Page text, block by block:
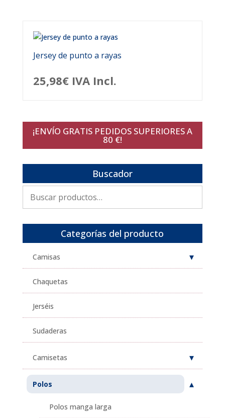
Jersey de punto a rayas
25,98€ IVA Incl.
¡ENVÍO GRATIS PEDIDOS SUPERIORES A
80 €!
Buscador
por:
Categorías del producto
Camisas
Chaquetas
Jerséis
Sudaderas
Camisetas
Polos
Polos manga larga